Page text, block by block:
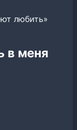
любить»
в меня